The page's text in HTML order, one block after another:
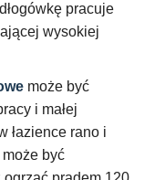
pracuje
wysokiej
może być
i małej
łazience rano i
być